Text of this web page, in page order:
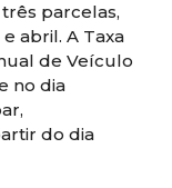
parcelas,
abril. A Taxa
de Veículo
no dia
do dia